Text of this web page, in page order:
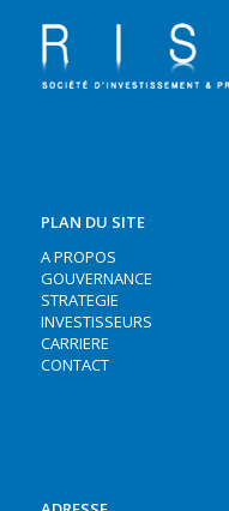
PLAN DU SITE
A PROPOS
GOUVERNANCE
STRATEGIE
INVESTISSEURS
CARRIERE
CONTACT